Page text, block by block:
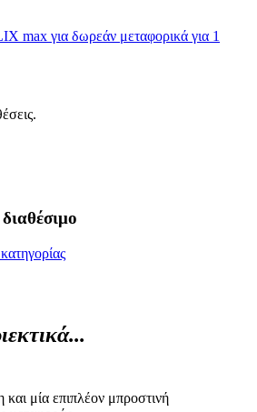
max για δωρεάν μεταφορικά για 1
μία επιπλέον μπροστινή